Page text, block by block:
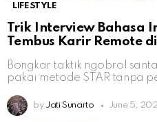
LIFESTYLE
Trik Interview Bahasa
Tembus Karir Remote
Bongkar taktik ngobrol
pakai metode STAR tanpa
by Jati Sunarto June 5,